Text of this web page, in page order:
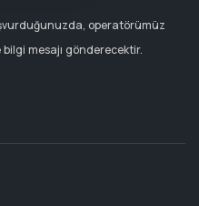
operatörümüz
mesajı gönderecektir.